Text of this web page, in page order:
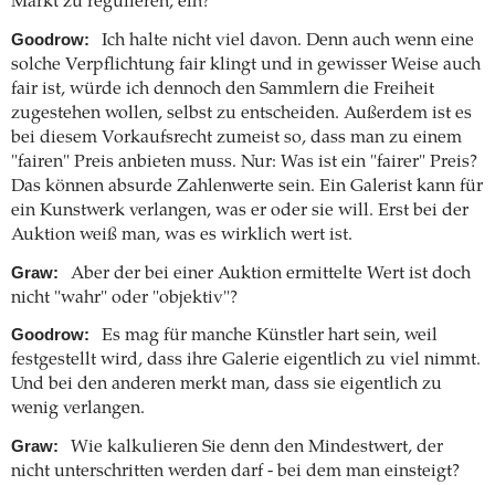
Goodrow:
Ich halte nicht viel davon. Denn auch wenn eine
solche Verpflichtung fair klingt und in gewisser Weise auch
fair ist, würde ich dennoch den Sammlern die Freiheit
zugestehen wollen, selbst zu entscheiden. Außerdem ist es
bei diesem Vorkaufsrecht zumeist so, dass man zu einem
"fairen" Preis anbieten muss. Nur: Was ist ein "fairer" Preis?
Das können absurde Zahlenwerte sein. Ein Galerist kann für
ein Kunstwerk verlangen, was er oder sie will. Erst bei der
Auktion weiß man, was es wirklich wert ist.
Graw:
Aber der bei einer Auktion ermittelte Wert ist doch
nicht "wahr" oder "objektiv"?
Goodrow:
Es mag für manche Künstler hart sein, weil
festgestellt wird, dass ihre Galerie eigentlich zu viel nimmt.
Und bei den anderen merkt man, dass sie eigentlich zu
wenig verlangen.
Graw:
Wie kalkulieren Sie denn den Mindestwert, der
nicht unterschritten werden darf - bei dem man einsteigt?